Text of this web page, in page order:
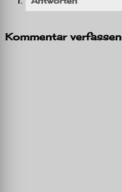
Kommentar verfassen